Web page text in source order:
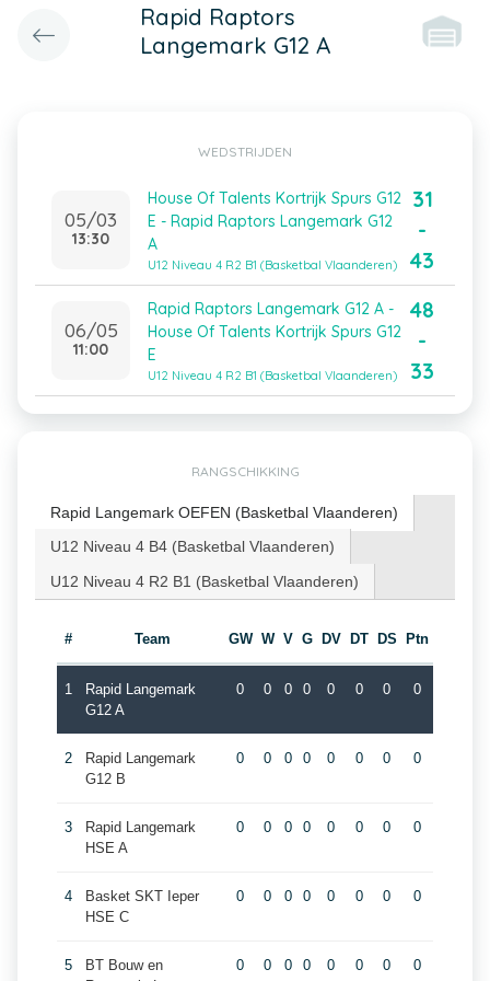
Rapid Raptors
Langemark G12 A
WEDSTRIJDEN
05/03
13:30
House Of Talents Kortrijk Spurs G12
E - Rapid Raptors Langemark G12
A
U12 Niveau 4 R2 B1 (Basketbal Vlaanderen)
31
-
43
06/05
11:00
Rapid Raptors Langemark G12 A -
House Of Talents Kortrijk Spurs G12
E
U12 Niveau 4 R2 B1 (Basketbal Vlaanderen)
48
-
33
RANGSCHIKKING
Rapid Langemark OEFEN (Basketbal Vlaanderen)
U12 Niveau 4 B4 (Basketbal Vlaanderen)
U12 Niveau 4 R2 B1 (Basketbal Vlaanderen)
# Team GW W V G DV DT DS Ptn
1
Rapid Langemark
G12 A
0 0 0 0 0 0 0 0
2
Rapid Langemark
G12 B
0 0 0 0 0 0 0 0
3
Rapid Langemark
HSE A
0 0 0 0 0 0 0 0
4
Basket SKT Ieper
HSE C
0 0 0 0 0 0 0 0
5
BT Bouw en
0 0 0 0 0 0 0 0